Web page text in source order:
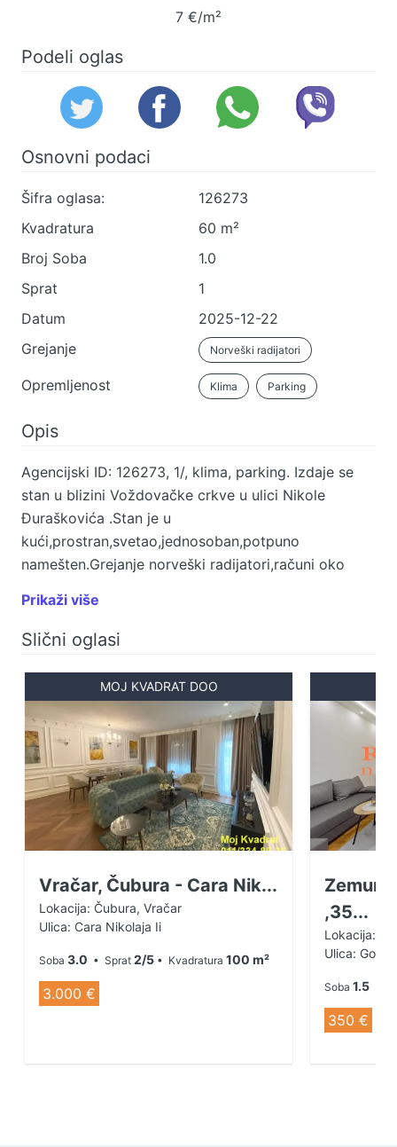
7 €/m²
Podeli oglas
Osnovni podaci
Šifra oglasa:
126273
Kvadratura
60 m²
Broj Soba
1.0
Sprat
1
Datum
2025-12-22
Grejanje
Norveški radijatori
Opremljenost Klima Parking
Opis
Agencijski ID: 126273, 1/, klima, parking. Izdaje se
stan u blizini Voždovačke crkve u ulici Nikole
Đuraškovića .Stan je u
kući,prostran,svetao,jednosoban,potpuno
namešten.Grejanje norveški radijatori,računi oko
10min do Slavije. U blizini dosta fakulteta,Viša
elektrotehnička,FON,Saobraćajni. Svi potrebni
porodicu,ima 60m2 prostora. Agencijska provizija
50% od jedne zakupnine. Telefoni: 060/328-3901 •
060/555-9720 • 011/328-3901.
Prikaži više
Slični oglasi
MOJ KVADRAT DOO
Vračar, Čubura - Cara Nik...
Lokacija: Čubura, Vračar
Ulica: Cara Nikolaja Ii
Soba 3.0 • Sprat 2/5 • Kvadratura 100 m²
3.000 €
Zemun
,35...
Lokacija:
Ulica:
Soba 1.5
350 €